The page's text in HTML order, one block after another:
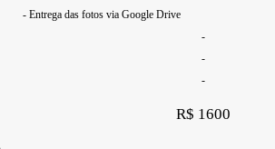
- Entrega das fotos via Google Drive
-
-
-
R$ 1600